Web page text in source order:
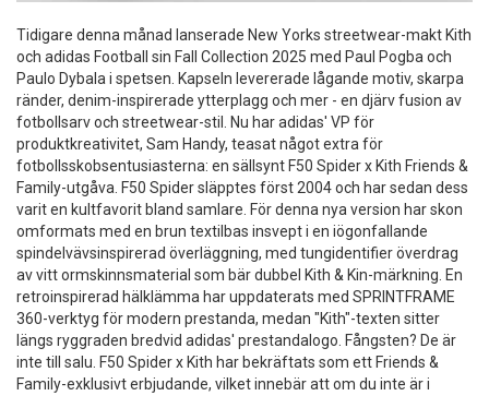
Tidigare denna månad lanserade New Yorks streetwear-makt Kith
och adidas Football sin Fall Collection 2025 med Paul Pogba och
Paulo Dybala i spetsen. Kapseln levererade lågande motiv, skarpa
ränder, denim-inspirerade ytterplagg och mer - en djärv fusion av
fotbollsarv och streetwear-stil. Nu har adidas' VP för
produktkreativitet, Sam Handy, teasat något extra för
fotbollsskobsentusiasterna: en sällsynt F50 Spider x Kith Friends &
Family-utgåva. F50 Spider släpptes först 2004 och har sedan dess
varit en kultfavorit bland samlare. För denna nya version har skon
omformats med en brun textilbas insvept i en iögonfallande
spindelvävsinspirerad överläggning, med tungidentifier överdrag
av vitt ormskinnsmaterial som bär dubbel Kith & Kin-märkning. En
retroinspirerad hälklämma har uppdaterats med SPRINTFRAME
360-verktyg för modern prestanda, medan "Kith"-texten sitter
längs ryggraden bredvid adidas' prestandalogo. Fångsten? De är
inte till salu. F50 Spider x Kith har bekräftats som ett Friends &
Family-exklusivt erbjudande, vilket innebär att om du inte är i